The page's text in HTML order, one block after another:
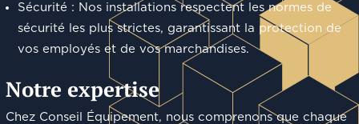
Sécurité : Nos installations respectent les normes de
sécurité les plus strictes, garantissant la protection de
vos employés et de vos marchandises.
Notre expertise
Chez Conseil Équipement, nous comprenons que chaque